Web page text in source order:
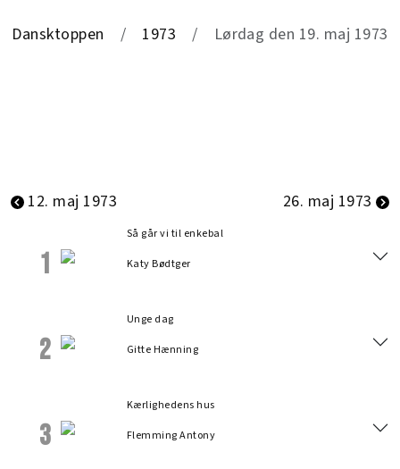
Dansktoppen 1973 Lørdag den 19. maj 1973
12. maj 1973 26. maj 1973
1
Så går vi til enkebal
Katy Bødtger
2
Unge dag
Gitte Hænning
3
Kærlighedens hus
Flemming Antony